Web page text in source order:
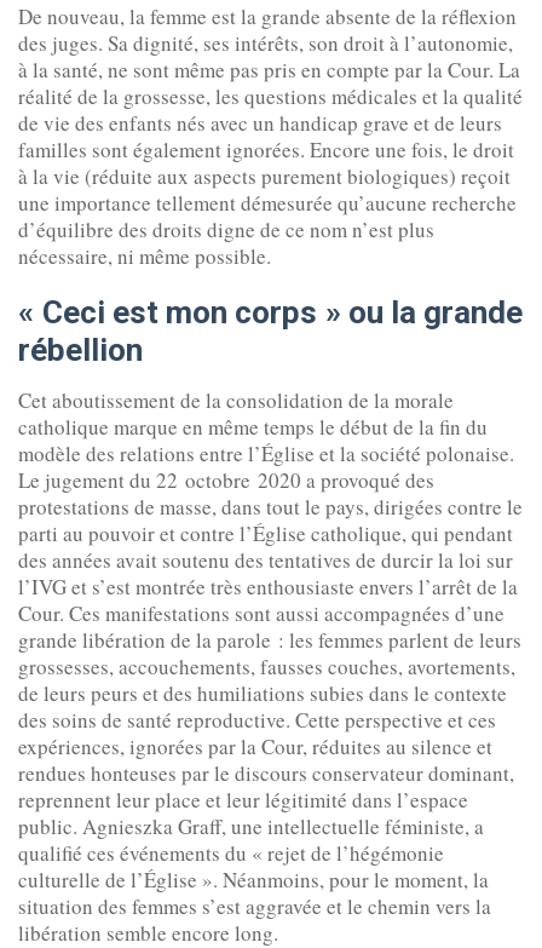
De nouveau, la femme est la grande absente de la réflexion
des juges. Sa dignité, ses intérêts, son droit à l’autonomie,
à la santé, ne sont même pas pris en compte par la Cour. La
réalité de la grossesse, les questions médicales et la qualité
de vie des enfants nés avec un handicap grave et de leurs
familles sont également ignorées. Encore une fois, le droit
à la vie (réduite aux aspects purement biologiques) reçoit
une importance tellement démesurée qu’aucune recherche
d’équilibre des droits digne de ce nom n’est plus
nécessaire, ni même possible.
« Ceci est mon corps » ou la grande
rébellion
Cet aboutissement de la consolidation de la morale
catholique marque en même temps le début de la fin du
modèle des relations entre l’Église et la société polonaise.
Le jugement du 22 octobre 2020 a provoqué des
protestations de masse, dans tout le pays, dirigées contre le
parti au pouvoir et contre l’Église catholique, qui pendant
des années avait soutenu des tentatives de durcir la loi sur
l’IVG et s’est montrée très enthousiaste envers l’arrêt de la
Cour. Ces manifestations sont aussi accompagnées d’une
grande libération de la parole : les femmes parlent de leurs
grossesses, accouchements, fausses couches, avortements,
de leurs peurs et des humiliations subies dans le contexte
des soins de santé reproductive. Cette perspective et ces
expériences, ignorées par la Cour, réduites au silence et
rendues honteuses par le discours conservateur dominant,
reprennent leur place et leur légitimité dans l’espace
public. Agnieszka Graff, une intellectuelle féministe, a
qualifié ces événements du « rejet de l’hégémonie
culturelle de l’Église ». Néanmoins, pour le moment, la
situation des femmes s’est aggravée et le chemin vers la
libération semble encore long.